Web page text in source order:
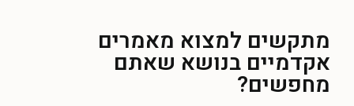
מתקשים למצוא מאמרים
אקדמיים בנושא שאתם
מחפשים?